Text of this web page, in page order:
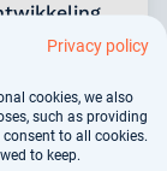
functie
productie
en
Privacy policy
cookies, we also
such as providing
to all cookies.
to keep.